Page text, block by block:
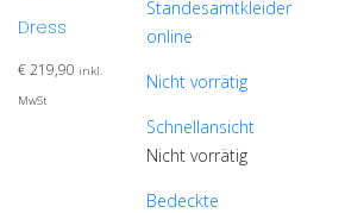
Dress
€219,90 inkl.
MwSt
Nicht vorrätig
Schnellansicht
Nicht vorrätig
Bedeckte